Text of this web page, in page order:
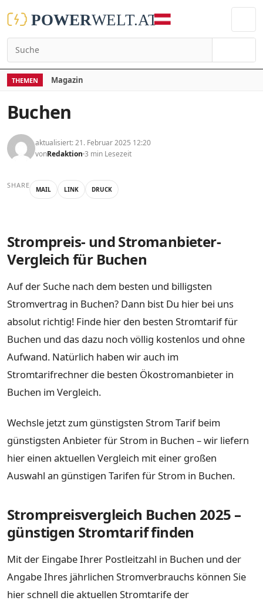
THEMEN Magazin
Buchen
aktualisiert: 21. Februar 2025 12:20
vonRedaktion 3 min Lesezeit
SHARE MAIL LINK DRUCK
Strompreis- und Stromanbieter-
Vergleich für Buchen
Auf der Suche nach dem besten und billigsten
Stromvertrag in Buchen? Dann bist Du hier bei uns
absolut richtig! Finde hier den besten Stromtarif für
Buchen und das dazu noch völlig kostenlos und ohne
Aufwand. Natürlich haben wir auch im
Stromtarifrechner die besten Ökostromanbieter in
Buchen im Vergleich.
Wechsle jetzt zum günstigsten Strom Tarif beim
günstigsten Anbieter für Strom in Buchen – wir liefern
hier einen aktuellen Vergleich mit einer großen
Auswahl an günstigen Tarifen für Strom in Buchen.
Strompreisvergleich Buchen 2025 –
günstigen Stromtarif finden
Mit der Eingabe Ihrer Postleitzahl in Buchen und der
Angabe Ihres jährlichen Stromverbrauchs können Sie
hier schnell die aktuellen Stromtarife der